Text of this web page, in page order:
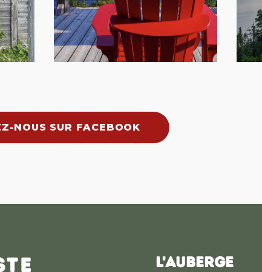
NOUS SUR FACEBOOK
L'AUBERGE